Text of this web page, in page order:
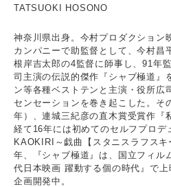
TATSUOKI HOSONO
神奈川県出身。今村プロダクション
カンパニーで助監督として、今村昌
根岸吉太郎の4監督に師事し、91年
司主演の伝説的傑作『シャブ極道』
ン等各種ベストテンと主演・役所広
センセーションを巻き起こした。そ
年）、連城三紀彦の直木賞受賞作『
経て16年には初めてのセルフプロデ
KAOKIRI～戯曲【スタニスラフス
年、『シャブ極道』は、国立フィル
代日本映画 躍動する個の時代』で
企画開発中。